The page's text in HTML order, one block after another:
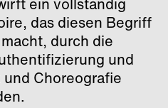
das diesen Begriff
durch die
und
Choreografie